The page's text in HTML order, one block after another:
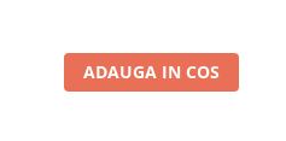
ADAUGA IN COS